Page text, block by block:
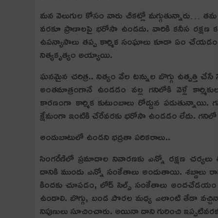
మ‌న వెలుగుల కోసం వారు చీక‌ట్లో మ‌గ్గుతున్నారు… త‌మ
వ‌ర‌కూ ప్రాణాల‌పై భ‌రోసా ఉండ‌దు. వారికి క‌నీస ర‌క్ష‌ణ
ఉప‌న్యాసాలు త‌ప్ప కార్మిక సంఘాలు కూడా ఏం
నిత్య‌కృత్యం అయ్యాయి.
ఘనమైన చరిత్ర.. నిత్యం వేల టన్నుల బొగ్గు ఉత్పత్తి
అంతమాత్రంగానే ఉండడం వల్ల గనిలోకి వెళ్లే
కారణంగా కార్మిక కుటుంబాలు రోడ్డున
క్షేమంగా ఇంటికి చేరేవరకు భరోసా ఉండడం లేదు. గనిలో
అందుబాటులో ఉండ‌ని భ‌ద్ర‌తా ప‌రిక‌రాలు..
సింగ‌రేణిలో ప్ర‌మాదాల నివార‌ణ‌కు ఎన్నో ర‌క్ష‌ణ
దానికి ముందు ఎన్నో సంకేతాలు అందుతాయి. శ‌బ్దాలు
కింద‌కు చూప‌డం, లోడ్ సెల్స్ సంకేతాలు
ఉండాలి. బొగ్గు, బండ పొర‌ల మ‌ధ్య ఎలాంటి తేడా వ‌చ్చినా
నిపుణులు సూచించారు. అయినా దాని గురించి